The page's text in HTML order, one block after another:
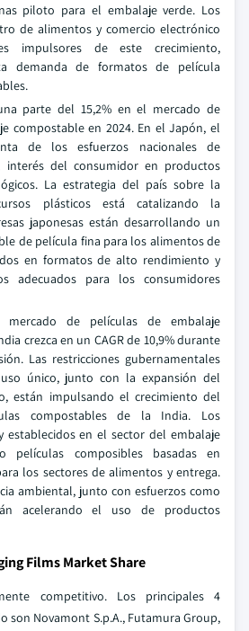
piloto para el embalaje verde. Los
de alimentos y comercio electrónico
impulsores de este crecimiento,
demanda de formatos de película
parte del 15,2% en el mercado de
compostable en 2024. En el Japón, el
de los esfuerzos nacionales de
interés del consumidor en productos
La estrategia del país sobre la
plásticos está catalizando la
japonesas están desarrollando un
de película fina para los alimentos de
en formatos de alto rendimiento y
adecuados para los consumidores
de películas de embalaje
crezca en un CAGR de 10,9% durante
Las restricciones gubernamentales
único, junto con la expansión del
están impulsando el crecimiento del
compostables de la India. Los
establecidos en el sector del embalaje
películas composibles basadas en
los sectores de alimentos y entrega.
ambiental, junto con esfuerzos como
acelerando el uso de productos
Films Market Share
competitivo. Los principales 4
son Novamont S.p.A., Futamura Group,